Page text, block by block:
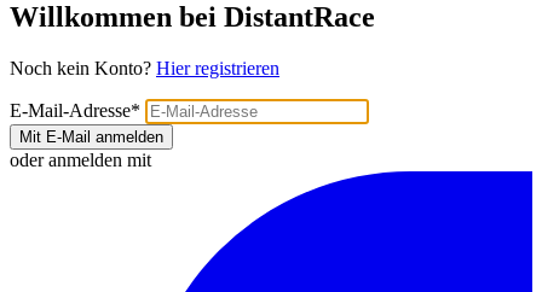
Willkommen bei DistantRace
Noch kein Konto? Hier registrieren
E-Mail-Adresse*
Mit E-Mail anmelden
oder anmelden mit